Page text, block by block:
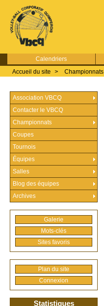
Calendriers
Accueil du site
> Championnats
Association VBCQ
Contacter le VBCQ
Championnats
Coupes
Tournois
Équipes
Salles
Blog des équipes
Archives
Galerie
Mots-clés
Sites favoris
Plan du site
Connexion
Statistiques